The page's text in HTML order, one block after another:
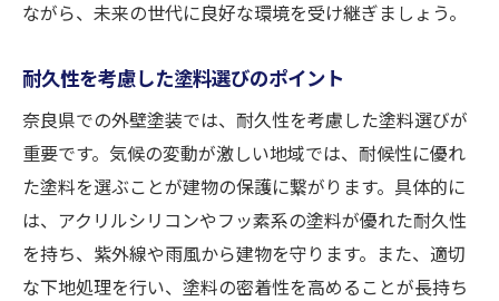
ながら、未来の世代に良好な環境を受け継ぎましょう。
耐久性を考慮した塗料選びのポイント
奈良県での外壁塗装では、耐久性を考慮した塗料選びが
重要です。気候の変動が激しい地域では、耐候性に優れ
た塗料を選ぶことが建物の保護に繋がります。具体的に
は、アクリルシリコンやフッ素系の塗料が優れた耐久性
を持ち、紫外線や雨風から建物を守ります。また、適切
な下地処理を行い、塗料の密着性を高めることが長持ち